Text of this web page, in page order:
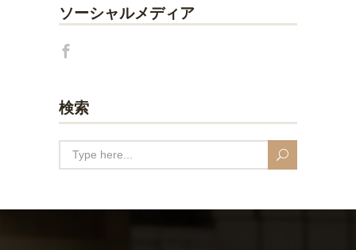
ソーシャルメディア
検索